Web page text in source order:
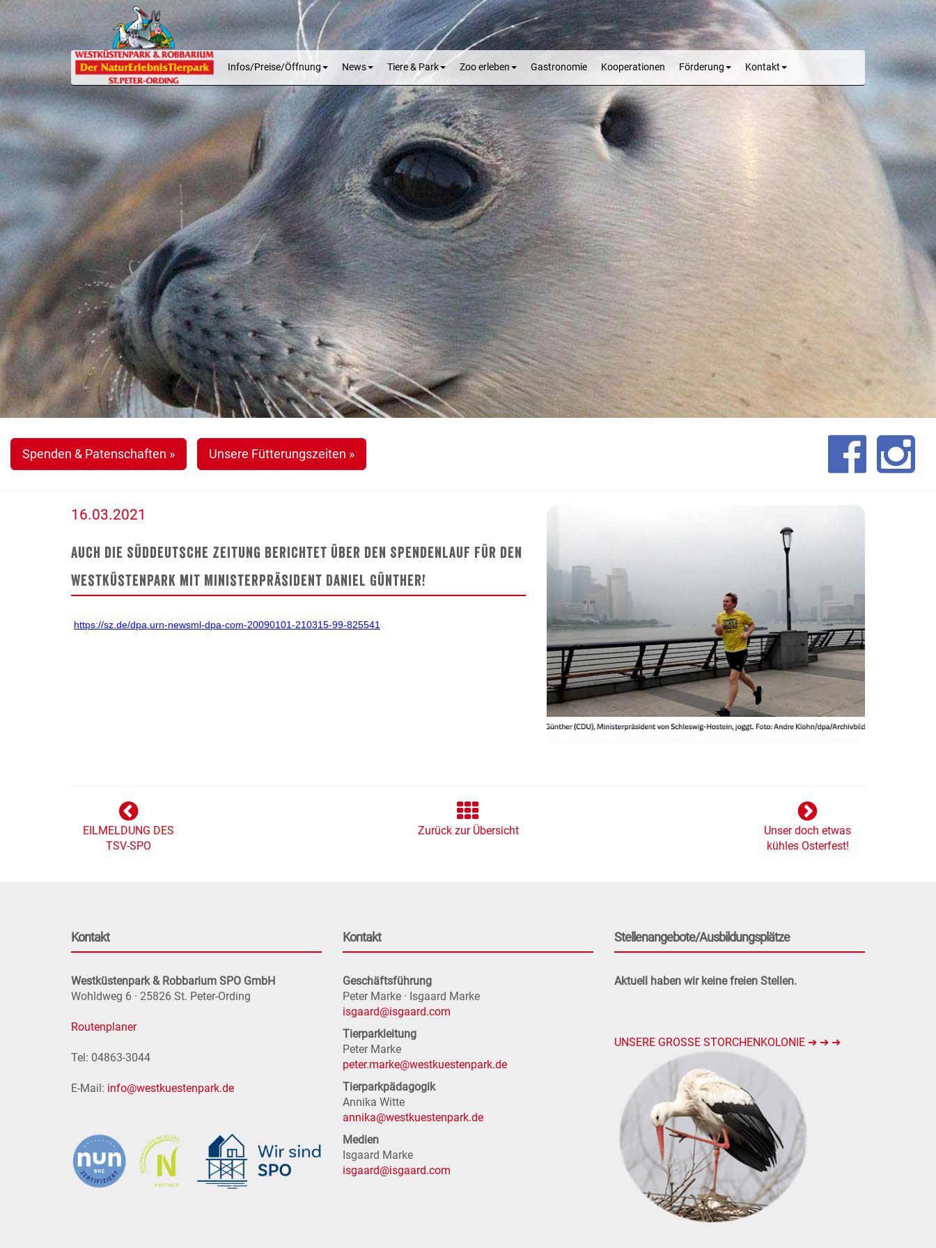
Infos/Preise/Öffnung News Tiere & Park Zoo erleben Gastronomie Kooperationen Förderung Kontakt
Spenden & Patenschaften » Unsere Fütterungszeiten »
16.03.2021
Auch die Süddeutsche Zeitung berichtet über den Spendenlauf für den
Westküstenpark mit Ministerpräsident Daniel Günther!
https://sz.de/dpa.urn-newsml-dpa-com-20090101-210315-99-825541
EILMELDUNG DES
TSV-SPO
Zurück zur Übersicht
Unser doch etwas
kühles Osterfest!
Kontakt
Westküstenpark & Robbarium SPO GmbH
Wohldweg 6 · 25826 St. Peter-Ording
Routenplaner
Tel: 04863-3044
E-Mail: info@westkuestenpark.de
Kontakt
Geschäftsführung
Peter Marke · Isgaard Marke
isgaard@isgaard.com
Tierparkleitung
Peter Marke
peter.marke@westkuestenpark.de
Tierparkpädagogik
Annika Witte
annika@westkuestenpark.de
Medien
Isgaard Marke
isgaard@isgaard.com
Stellenangebote/Ausbildungsplätze
Aktuell haben wir keine freien Stellen.
UNSERE GROSSE STORCHENKOLONIE ➔ ➔ ➔